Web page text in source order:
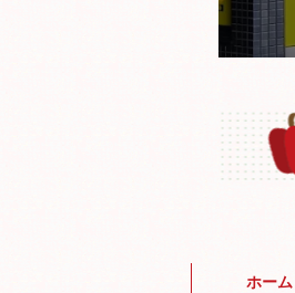
ホーム